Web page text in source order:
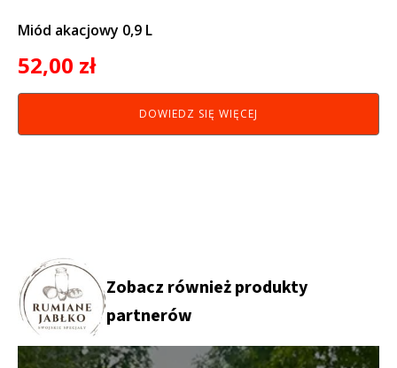
Miód akacjowy 0,9 L
52,00 zł
DOWIEDZ SIĘ WIĘCEJ
Zobacz również produkty
partnerów